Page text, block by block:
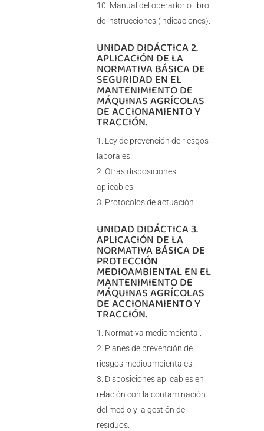
Manual del operador o libro
de instrucciones (indicaciones).
UNIDAD DIDÁCTICA 2.
APLICACIÓN DE LA
NORMATIVA BÁSICA DE
SEGURIDAD EN EL
MANTENIMIENTO DE
MÁQUINAS AGRÍCOLAS
DE ACCIONAMIENTO Y
TRACCIÓN.
Ley de prevención de riesgos
laborales.
Otras disposiciones
aplicables.
Protocolos de actuación.
UNIDAD DIDÁCTICA 3.
APLICACIÓN DE LA
NORMATIVA BÁSICA DE
PROTECCIÓN
MEDIOAMBIENTAL EN EL
MANTENIMIENTO DE
MÁQUINAS AGRÍCOLAS
DE ACCIONAMIENTO Y
TRACCIÓN.
Normativa mediombiental.
Planes de prevención de
riesgos medioambientales.
Disposiciones aplicables en
relación con la contaminación
del medio y la gestión de
residuos.